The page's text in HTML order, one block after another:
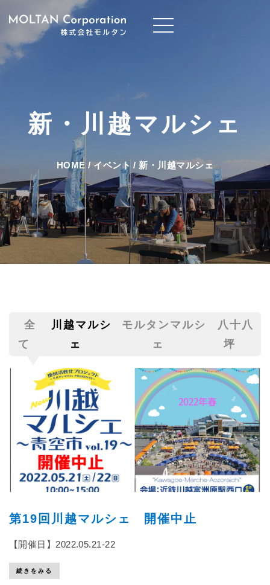
新・川越マルシェ
HOME / イベント / 新・川越マルシェ
全
て
川越マルシ
ェ
モルタンマルシ
ェ
八十八
坪
第19回川越マルシェ 開催中止
【開催日】2022.05.21-22
続きをみる